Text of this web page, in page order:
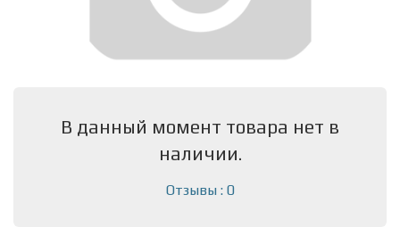
В данный момент товара нет в
наличии.
Отзывы : 0